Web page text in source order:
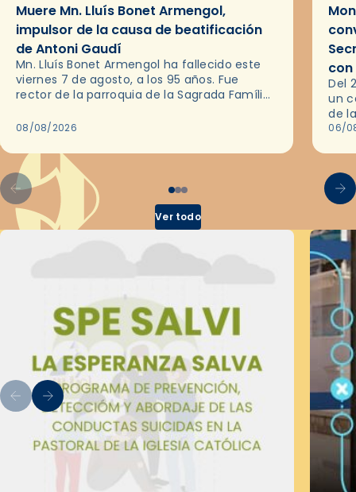
Muere Mn. Lluís Bonet Armengol,
impulsor de la causa de beatificación
de Antoni Gaudí
Mn. Lluís Bonet Armengol ha fallecido este
viernes 7 de agosto, a los 95 años. Fue
rector de la parroquia de la Sagrada Família
08/08/2026
Del
un
de
en
06/
Ver todo